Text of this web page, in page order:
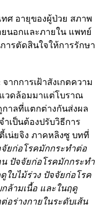
ศ อายุของผู้ป่วย สภาพ
นอกและภายใน แพทย์
ารตัดสินใจให้การรักษา
จากการเฝ้าสังเกตความ
วดล้อมมาแต่โบราณ
าลที่แตกต่างกันส่งผล
เป็นต้องปรับวิธีการ
เน่ยจิง ภาคหลิงซู บทที่
จัยก่อโรคมักกระทำต่อ
ปัจจัยก่อโรคมักกระทำ
ใบไม้ร่วง ปัจจัยก่อโรค
ล้ามเนื้อ และในฤดู
อร่างกายในระดับเส้น